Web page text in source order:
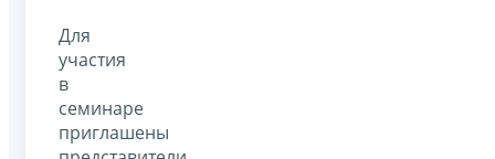
Для
участия
в
семинаре
приглашены